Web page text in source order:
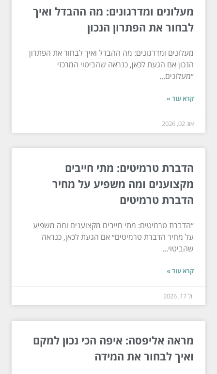
מעלונים ומדרגונים: מה ההבדל ואיך
לבחור את הפתרון הנכון
מעלונים ומדרגונים: מה ההבדל ואיך לבחור את הפתרון
הנכון אם הגעת לכאן, כנראה שהביטוי המרכזי
״מעלונים...
קרא עוד »
אוג 02, 2026
הדברת טרמיטים: מתי חייבים
מקצוענים ומה משפיע על מחיר
הדברת טרמיטים
״הדברת טרמיטים: מתי חייבים מקצוענים ומה משפיע
על מחיר הדברת טרמיטים״ אם הגעת לכאן, כנראה
שהביטוי...
קרא עוד »
יול 17, 2026
מראה אליפסה: איפה הכי נכון למקם
ואיך לבחור את המידה